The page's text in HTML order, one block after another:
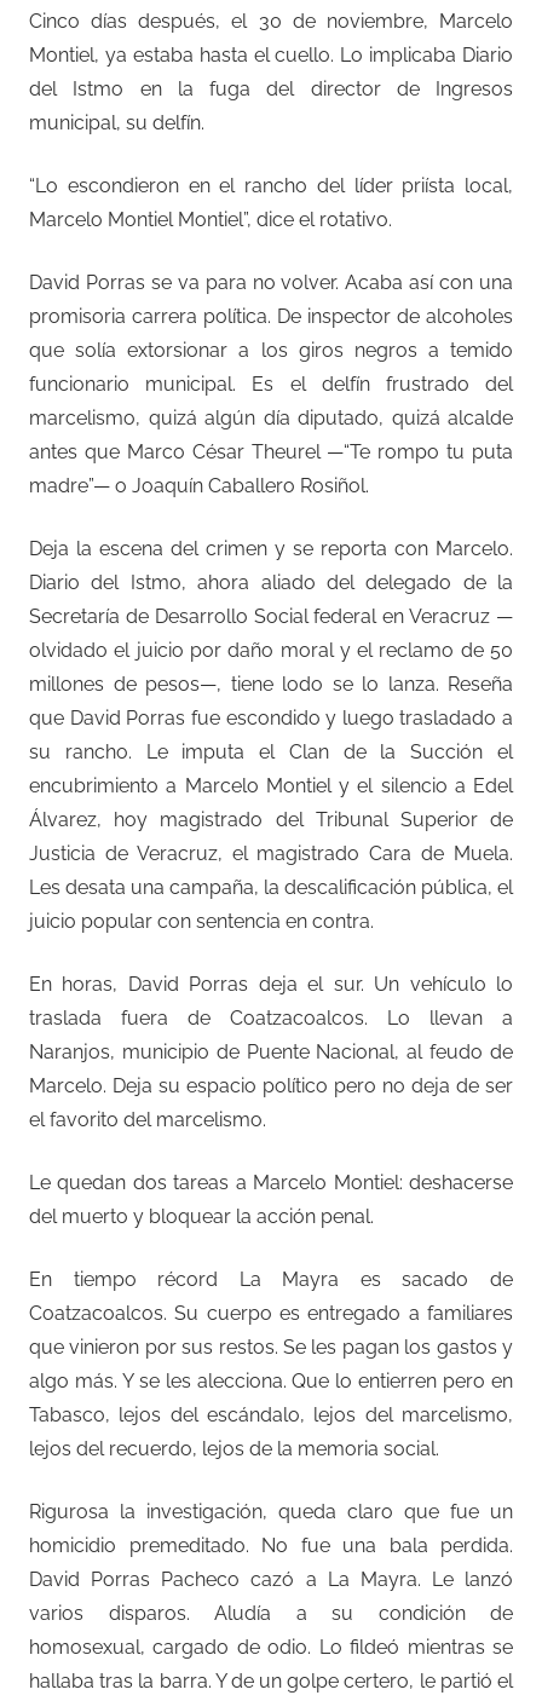
Cinco días después, el 30 de noviembre, Marcelo
Montiel, ya estaba hasta el cuello. Lo implicaba Diario
del Istmo en la fuga del director de Ingresos
municipal, su delfín.
“Lo escondieron en el rancho del líder priísta local,
Marcelo Montiel Montiel”, dice el rotativo.
David Porras se va para no volver. Acaba así con una
promisoria carrera política. De inspector de alcoholes
que solía extorsionar a los giros negros a temido
funcionario municipal. Es el delfín frustrado del
marcelismo, quizá algún día diputado, quizá alcalde
antes que Marco César Theurel —“Te rompo tu puta
madre”— o Joaquín Caballero Rosiñol.
Deja la escena del crimen y se reporta con Marcelo.
Diario del Istmo, ahora aliado del delegado de la
Secretaría de Desarrollo Social federal en Veracruz —
olvidado el juicio por daño moral y el reclamo de 50
millones de pesos—, tiene lodo se lo lanza. Reseña
que David Porras fue escondido y luego trasladado a
su rancho. Le imputa el Clan de la Succión el
encubrimiento a Marcelo Montiel y el silencio a Edel
Álvarez, hoy magistrado del Tribunal Superior de
Justicia de Veracruz, el magistrado Cara de Muela.
Les desata una campaña, la descalificación pública, el
juicio popular con sentencia en contra.
En horas, David Porras deja el sur. Un vehículo lo
traslada fuera de Coatzacoalcos. Lo llevan a
Naranjos, municipio de Puente Nacional, al feudo de
Marcelo. Deja su espacio político pero no deja de ser
el favorito del marcelismo.
Le quedan dos tareas a Marcelo Montiel: deshacerse
del muerto y bloquear la acción penal.
En tiempo récord La Mayra es sacado de
Coatzacoalcos. Su cuerpo es entregado a familiares
que vinieron por sus restos. Se les pagan los gastos y
algo más. Y se les alecciona. Que lo entierren pero en
Tabasco, lejos del escándalo, lejos del marcelismo,
lejos del recuerdo, lejos de la memoria social.
Rigurosa la investigación, queda claro que fue un
homicidio premeditado. No fue una bala perdida.
David Porras Pacheco cazó a La Mayra. Le lanzó
varios disparos. Aludía a su condición de
homosexual, cargado de odio. Lo fildeó mientras se
hallaba tras la barra. Y de un golpe certero, le partió el